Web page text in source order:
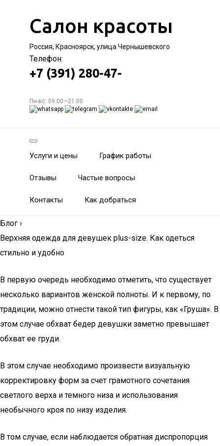
Салон красоты
Россия, Красноярск, улица Чернышевского
Телефон:
+7 (391) 280-47-
Пн-вс: 09:00—21:00
Услуги и цены График работы
Отзывы Частые вопросы
Контакты Как добраться
Блог ›
Верхняя одежда для девушек plus-size. Как одеться
стильно и удобно
В первую очередь необходимо отметить, что существует
несколько вариантов женской полноты. И к первому, по
традиции, можно отнести такой тип фигуры, как «Груша». В
этом случае обхват бедер девушки заметно превышает
обхват ее груди.
В этом случае необходимо произвести визуальную
корректировку форм за счет грамотного сочетания
светлого верха и темного низа и использования
необычного кроя по низу изделия.
В том случае, если наблюдается обратная диспропорция